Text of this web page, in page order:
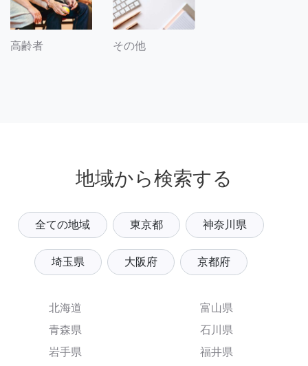
高齢者 その他
地域から検索する
全ての地域 東京都 神奈川県
埼玉県 大阪府 京都府
北海道
青森県
岩手県
富山県
石川県
福井県